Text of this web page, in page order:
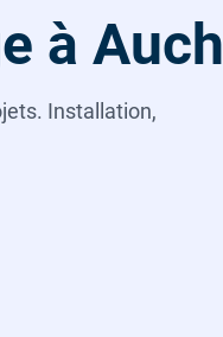
à Auch
Installation,